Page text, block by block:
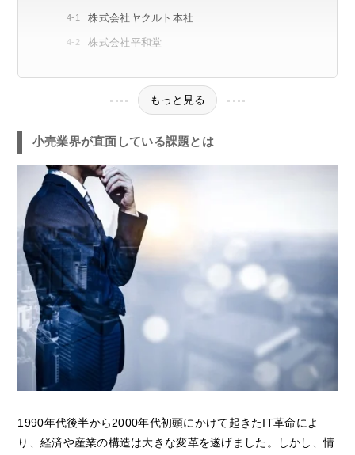
株式会社ヤクルト本社
株式会社平和堂
もっと見る
小売業界が直面している課題とは
1990年代後半から2000年代初頭にかけて起きたIT革命によ
り、経済や産業の構造は大きな変革を遂げました。しかし、情